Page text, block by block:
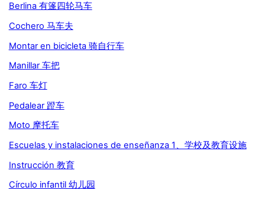
Berlina 有篷四轮马车
Cochero 马车夫
Montar en bicicleta 骑自行车
Manillar 车把
Faro 车灯
Pedalear 蹬车
Moto 摩托车
Escuelas y instalaciones de enseñanza 1、学校及教育设施
Instrucción 教育
Círculo infantil 幼儿园